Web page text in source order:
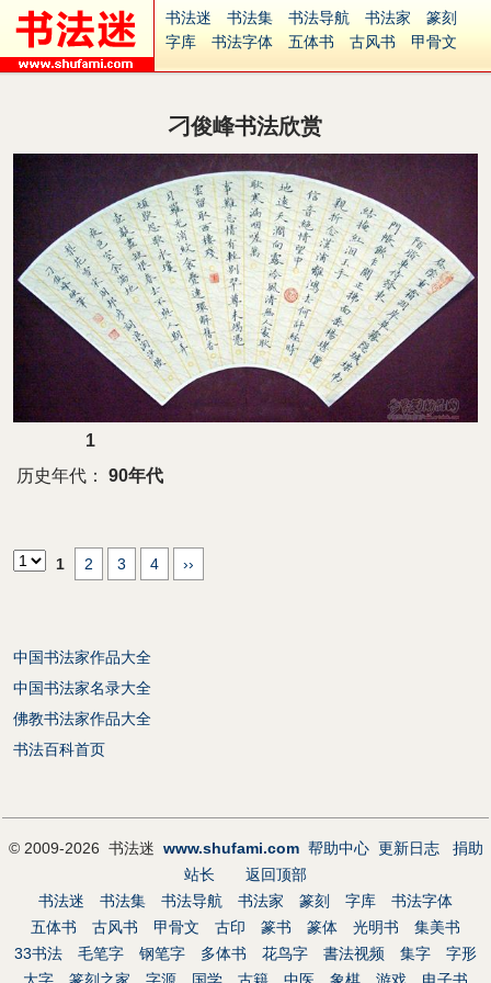
书法迷 书法集 书法导航 书法家
篆刻
字库
书法字体 五体书 古风书
甲骨文
集字
字形 大字 篆刻之家
古籍
中医 象棋 游戏
起名
识字 英语
硬筆字
字体下载
免费字体 中文字体
英文字体
Ai矢量
P图宝 南无阿弥陀佛
意见反馈
安全网站
捐赠 繁體版
刁俊峰书法欣赏
1
历史年代：
90年代
1 2 3 4 ››
中国书法家作品大全
中国书法家名录大全
佛教书法家作品大全
书法百科首页
© 2009-2026 书法迷 www.shufami.com 帮助中心 更新日志
捐助
站长
返回顶部
书法迷
书法集 书法导航 书法家 篆刻 字库
书法字体
五体书
古风书 甲骨文 古印 篆书 篆体 光明书
集美书
33书法
毛笔字 钢笔字 多体书 花鸟字 書法视频 集字
字形
大字
篆刻之家 字源 国学 古籍 中医 象棋 游戏 电子书